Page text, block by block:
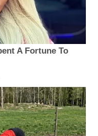
A Fortune To